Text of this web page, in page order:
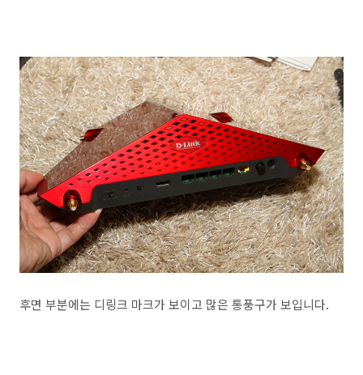
후면 부분에는 디링크 마크가 보이고 많은 통풍구가 보입니다.